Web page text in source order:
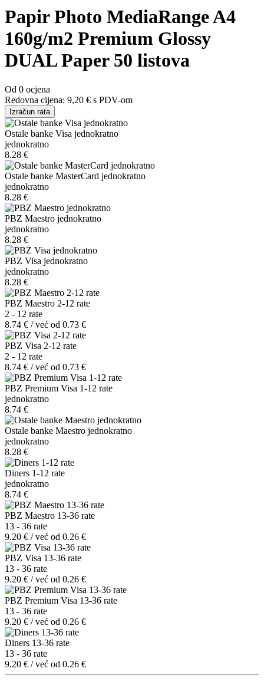
Papir Photo MediaRange A4
160g/m2 Premium Glossy
DUAL Paper 50 listova
Od 0 ocjena
Redovna cijena: 9,20 € s PDV-om
Izračun rata
Ostale banke Visa jednokratno
jednokratno
8.28 €
Ostale banke MasterCard jednokratno
jednokratno
8.28 €
PBZ Maestro jednokratno
jednokratno
8.28 €
PBZ Visa jednokratno
jednokratno
8.28 €
PBZ Maestro 2-12 rate
2 - 12 rate
8.74 € / već od 0.73 €
PBZ Visa 2-12 rate
2 - 12 rate
8.74 € / već od 0.73 €
PBZ Premium Visa 1-12 rate
jednokratno
8.74 €
Ostale banke Maestro jednokratno
jednokratno
8.28 €
Diners 1-12 rate
jednokratno
8.74 €
PBZ Maestro 13-36 rate
13 - 36 rate
9.20 € / već od 0.26 €
PBZ Visa 13-36 rate
13 - 36 rate
9.20 € / već od 0.26 €
PBZ Premium Visa 13-36 rate
13 - 36 rate
9.20 € / već od 0.26 €
Diners 13-36 rate
13 - 36 rate
9.20 € / već od 0.26 €